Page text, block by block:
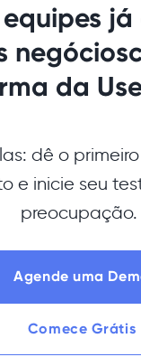
já
negócios
da
dê o
e inicie seu
preocupação.
Agende uma
Comece Grátis